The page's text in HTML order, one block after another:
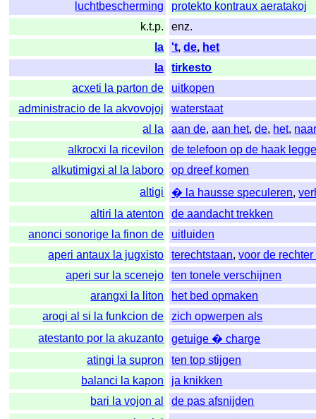
luchtbescherming
protekto kontraux aeratakoj
k.t.p.
enz.
la
't,de, het
la
tirkesto
acxeti la parton de
uitkopen
administracio de la akvovojoj
waterstaat
al la
aan de,aan het,de, het,
alkrocxi la ricevilon
de telefoon op de haak
alkutimigxi al la laboro
op dreef komen
altigi
� la hausse speculeren,
altiri la atenton
de aandacht trekken
anonci sonorige la finon de
uitluiden
aperi antaux la jugxisto
terechtstaan,voor de
aperi sur la scenejo
ten tonele verschijnen
arangxi la liton
het bed opmaken
arogi al si la funkcion de
zich opwerpen als
atestanto por la akuzanto
getuige � charge
atingi la supron
ten top stijgen
balanci la kapon
ja knikken
bari la vojon al
de pas afsnijden